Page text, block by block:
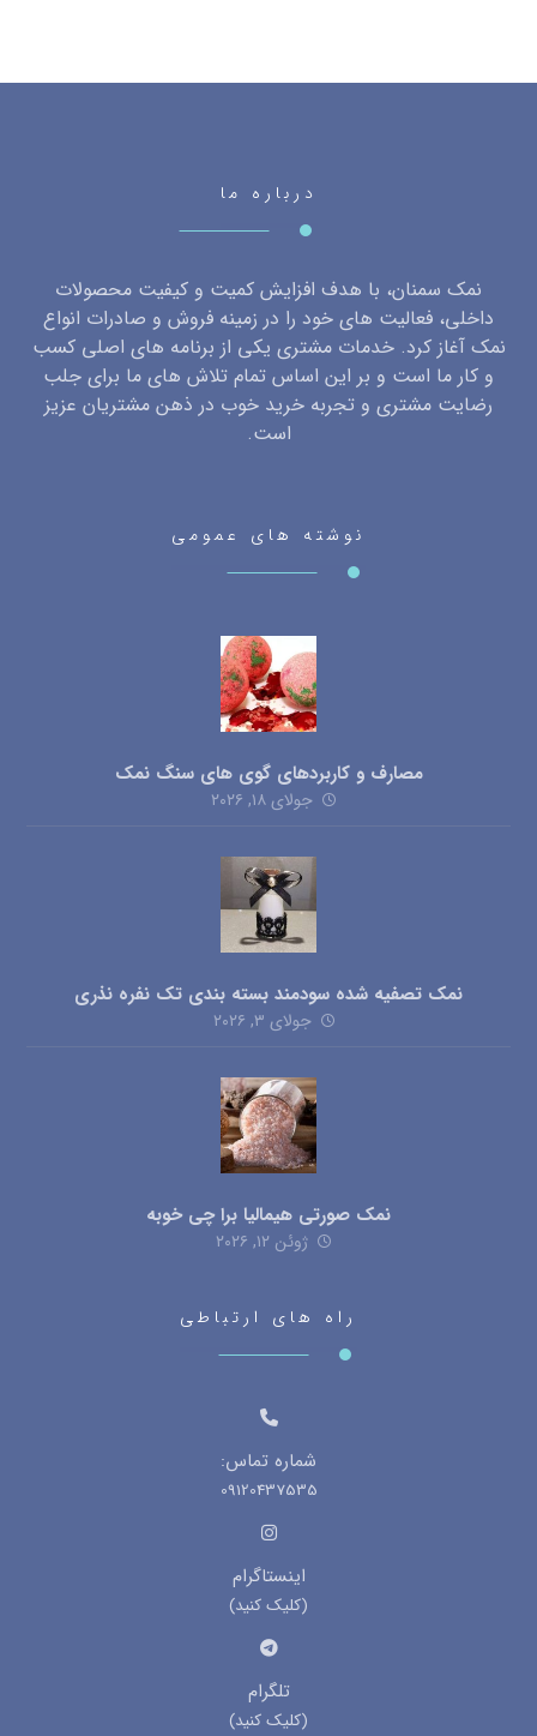
درباره ما
نمک سمنان، با هدف افزایش کمیت و کیفیت محصولات
داخلی، فعالیت های خود را در زمینه فروش و صادرات انواع
نمک آغاز کرد. خدمات مشتری یکی از برنامه های اصلی کسب
و کار ما است و بر این اساس تمام تلاش های ما برای جلب
رضایت مشتری و تجربه خرید خوب در ذهن مشتریان عزیز
است.
نوشته های عمومی
مصارف و کاربردهای گوی های سنگ نمک
جولای ۱۸, ۲۰۲۶
نمک تصفیه شده سودمند بسته بندی تک نفره نذری
جولای ۳, ۲۰۲۶
نمک صورتی هیمالیا برا چی خوبه
ژوئن ۱۲, ۲۰۲۶
راه های ارتباطی
شماره تماس:
09120437535
اینستاگرام
(کلیک کنید)
تلگرام
(کلیک کنید)